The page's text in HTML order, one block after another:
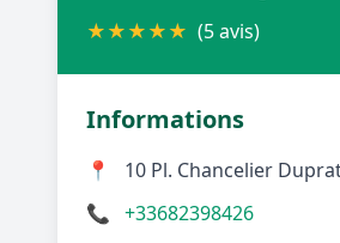
★★★★★ (5 avis)
Informations
📍
10 Pl. Chancelier
📞 +33682398426